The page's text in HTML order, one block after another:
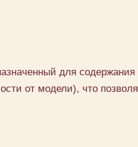
для
от модели), что